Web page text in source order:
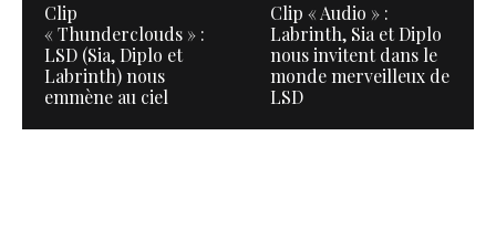
Clip
« Thunderclouds » :
LSD (Sia, Diplo et
Labrinth) nous
emmène au ciel
Clip « Audio » :
Labrinth, Sia et Diplo
nous invitent dans le
monde merveilleux de
LSD